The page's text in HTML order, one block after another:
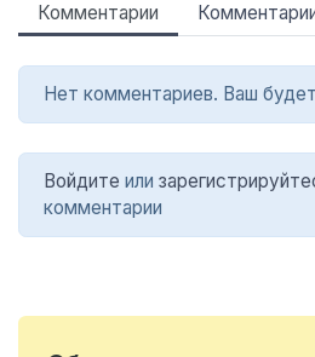
Комментарии
Нет комментариев. Ваш
Войдите или
комментарии